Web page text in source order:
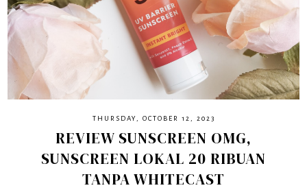
THURSDAY, OCTOBER 12, 2023
REVIEW SUNSCREEN OMG,
SUNSCREEN LOKAL 20 RIBUAN
TANPA WHITECAST